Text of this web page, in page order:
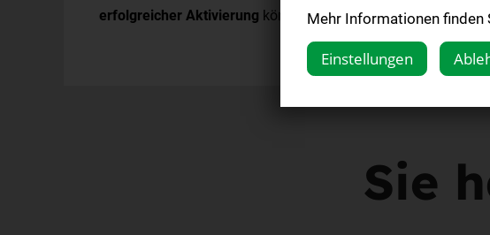
erfolgreicher Aktivierung können Sie sofort mit dem Lesen
Sie
Mehr Informationen finden
Einstellungen